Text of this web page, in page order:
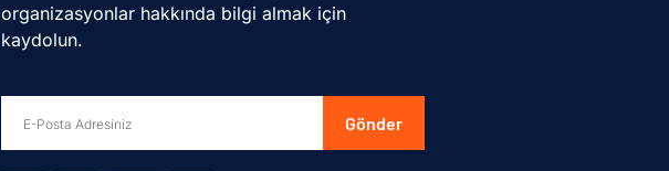
organizasyonlar hakkında bilgi almak için
kaydolun.
Gönder